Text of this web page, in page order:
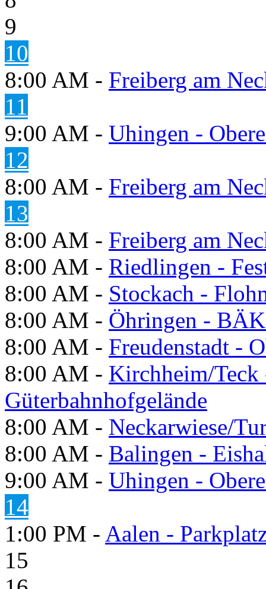
9
10
8:00 AM - Freiberg am
11
9:00 AM - Uhingen -
12
8:00 AM - Freiberg am
13
8:00 AM - Freiberg am
8:00 AM - Riedlingen -
8:00 AM - Stockach -
8:00 AM - Öhringen -
8:00 AM - Freudenstadt -
8:00 AM - Kirchheim/Teck
Güterbahnhofgelände
8:00 AM - Neckarwiese/
8:00 AM - Balingen -
9:00 AM - Uhingen -
14
1:00 PM - Aalen -
15